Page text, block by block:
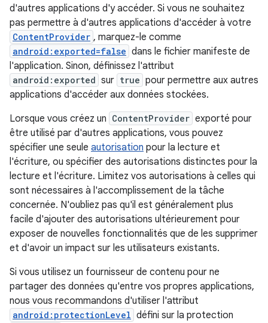
d'autres applications d'y accéder. Si vous ne souhaitez
pas permettre à d'autres applications d'accéder à votre
ContentProvider , marquez-le comme
android:exported=false dans le fichier manifeste de
l'application. Sinon, définissez l'attribut
android:exported sur true pour permettre aux autres
applications d'accéder aux données stockées.
Lorsque vous créez un ContentProvider exporté pour
être utilisé par d'autres applications, vous pouvez
spécifier une seule autorisation pour la lecture et
l'écriture, ou spécifier des autorisations distinctes pour la
lecture et l'écriture. Limitez vos autorisations à celles qui
sont nécessaires à l'accomplissement de la tâche
concernée. N'oubliez pas qu'il est généralement plus
facile d'ajouter des autorisations ultérieurement pour
exposer de nouvelles fonctionnalités que de les supprimer
et d'avoir un impact sur les utilisateurs existants.
Si vous utilisez un fournisseur de contenu pour ne
partager des données qu'entre vos propres applications,
nous vous recommandons d'utiliser l'attribut
android:protectionLevel défini sur la protection